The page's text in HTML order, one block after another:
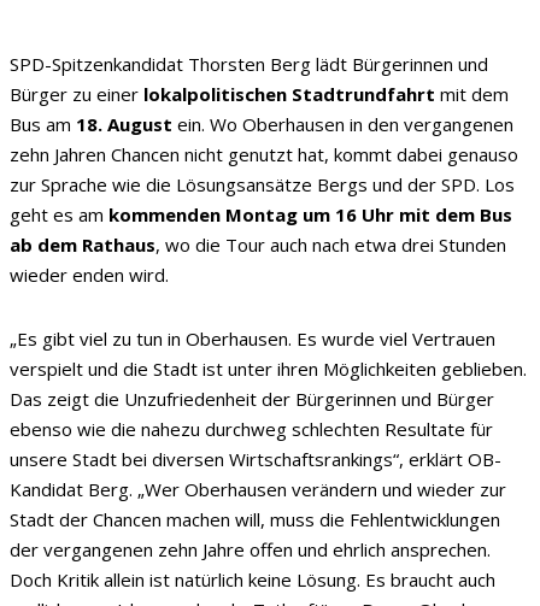
SPD-Spitzenkandidat Thorsten Berg lädt Bürgerinnen und
Bürger zu einer lokalpolitischen Stadtrundfahrt mit dem
Bus am 18. August ein. Wo Oberhausen in den vergangenen
zehn Jahren Chancen nicht genutzt hat, kommt dabei genauso
zur Sprache wie die Lösungsansätze Bergs und der SPD. Los
geht es am kommenden Montag um 16 Uhr mit dem Bus
ab dem Rathaus, wo die Tour auch nach etwa drei Stunden
wieder enden wird.
„Es gibt viel zu tun in Oberhausen. Es wurde viel Vertrauen
verspielt und die Stadt ist unter ihren Möglichkeiten geblieben.
Das zeigt die Unzufriedenheit der Bürgerinnen und Bürger
ebenso wie die nahezu durchweg schlechten Resultate für
unsere Stadt bei diversen Wirtschaftsrankings“, erklärt OB-
Kandidat Berg. „Wer Oberhausen verändern und wieder zur
Stadt der Chancen machen will, muss die Fehlentwicklungen
der vergangenen zehn Jahre offen und ehrlich ansprechen.
Doch Kritik allein ist natürlich keine Lösung. Es braucht auch